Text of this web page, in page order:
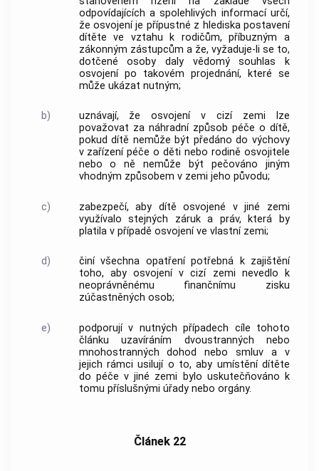
odpovídajících a spolehlivých informací určí,
že osvojení je přípustné z hlediska postavení
dítěte ve vztahu k rodičům, příbuzným a
zákonným zástupcům a že, vyžaduje-li se to,
dotčené osoby daly vědomý souhlas k
osvojení po takovém projednání, které se
může ukázat nutným;
b)
uznávají, že osvojení v cizí zemi lze
považovat za náhradní způsob péče o dítě,
pokud dítě nemůže být předáno do výchovy
v zařízení péče o děti nebo rodině osvojitele
nebo o ně nemůže být pečováno jiným
vhodným způsobem v zemi jeho původu;
c)
zabezpečí, aby dítě osvojené v jiné zemi
využívalo stejných záruk a práv, která by
platila v případě osvojení ve vlastní zemi;
d)
činí všechna opatření potřebná k zajištění
toho, aby osvojení v cizí zemi nevedlo k
neoprávněnému finančnímu zisku
zúčastněných osob;
e)
podporují v nutných případech cíle tohoto
článku uzavíráním dvoustranných nebo
mnohostranných dohod nebo smluv a v
jejich rámci usilují o to, aby umístění dítěte
do péče v jiné zemi bylo uskutečňováno k
tomu příslušnými úřady nebo orgány.
Článek 22